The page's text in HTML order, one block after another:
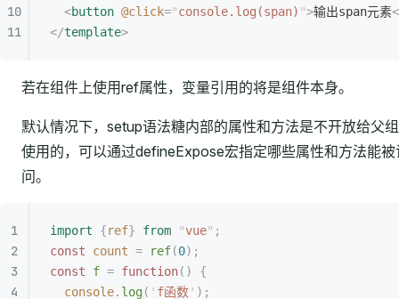
  <
button @click="console.log(span) ">输出span元素
</template>
若在组件上使用ref属性，变量引用的将是组件本身。
默认情况下，setup语法糖内部的属性和方法是不开放给父
使用的，可以通过defineExpose宏指定哪些属性和方法能被
问。
import {ref} from "vue" ;
const count = ref(0);
const f = function()
{
  console
. log( ' f函数' );